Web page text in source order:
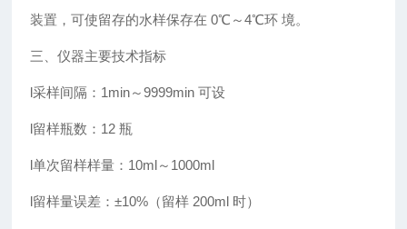
装置，可使留存的水样保存在 0℃～4℃环 境。
三、仪器主要技术指标
l采样间隔：1min～9999min 可设
l留样瓶数：12 瓶
l单次留样样量：10ml～1000ml
l留样量误差：±10%（留样 200ml 时）